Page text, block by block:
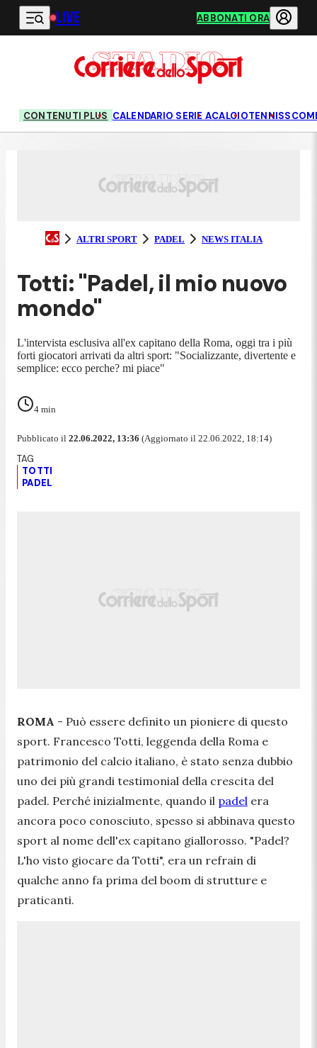
Vai al contenuto principale
LIVE ABBONATI ORA
CONTENUTI PLUS CALENDARIO SERIE ACALCIOTENNIS
ALTRI SPORT PADEL NEWS ITALIA
Totti: "Padel, il mio nuovo
mondo"
L'intervista esclusiva all'ex capitano della Roma, oggi tra i più
forti giocatori arrivati da altri sport: "Socializzante, divertente e
semplice: ecco perche? mi piace"
4 min
Pubblicato il 22.06.2022, 13:36 (Aggiornato il 22.06.2022, 18:14)
TOTTI
PADEL
ROMA - Può essere definito un pioniere di questo
sport. Francesco Totti, leggenda della Roma e
patrimonio del calcio italiano, è stato senza dubbio
uno dei più grandi testimonial della crescita del
padel. Perché inizialmente, quando il padel era
ancora poco conosciuto, spesso si abbinava questo
sport al nome dell'ex capitano giallorosso. "Padel?
L'ho visto giocare da Totti", era un refrain di
qualche anno fa prima del boom di strutture e
praticanti.